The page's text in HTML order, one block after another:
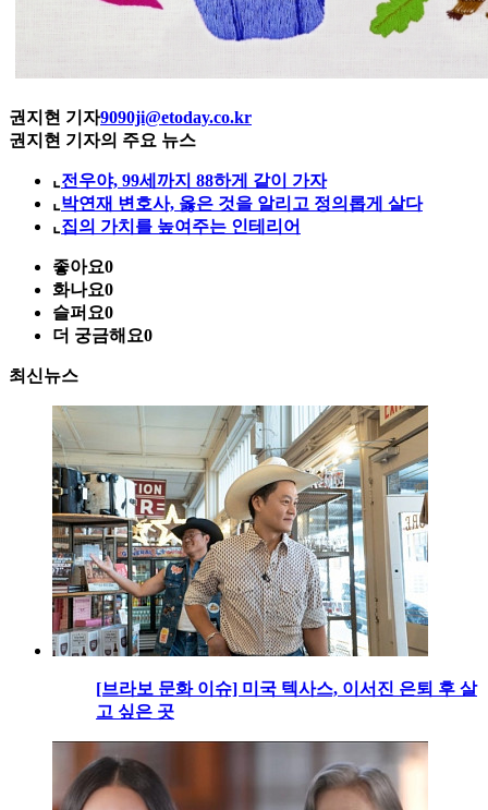
권지현 기자9090ji@etoday.co.kr
권지현 기자의 주요 뉴스
⌞ 전우야, 99세까지 88하게 같이 가자
⌞ 박연재 변호사, 옳은 것을 알리고 정의롭게 살다
⌞ 집의 가치를 높여주는 인테리어
좋아요0
화나요0
슬퍼요0
더 궁금해요0
최신뉴스
[브라보 문화 이슈] 미국 텍사스, 이서진 은퇴 후 살
고 싶은 곳